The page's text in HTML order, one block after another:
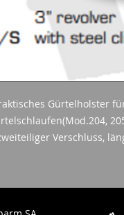
Gürtelholster
Verschluss,